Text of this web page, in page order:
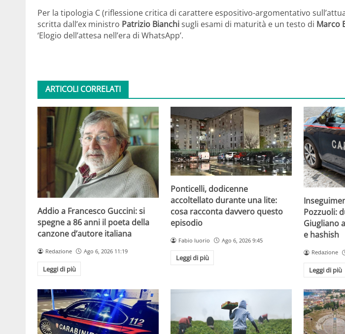
Per la tipologia C (riflessione critica di carattere espositivo-argomentativo
scritta dall’ex ministro Patrizio Bianchisugli esami di maturità e un testo di Marco
‘Elogio dell’attesa nell’era di WhatsApp’.
ARTICOLI CORRELATI
Addio a Francesco Guccini: si
spegne a 86 anni il poeta della
canzone d’autore italiana
Redazione Ago 6, 2026 11:19
Leggi di più
Ponticelli, dodicenne
accoltellato durante una lite:
cosa racconta davvero questo
episodio
Fabio Iuorio Ago 6, 2026 9:45
Leggi di più
Pozzuoli:
Giugliano
e hashish
Redazione
Leggi di più